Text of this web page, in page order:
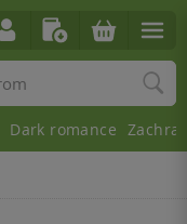
Dark romance